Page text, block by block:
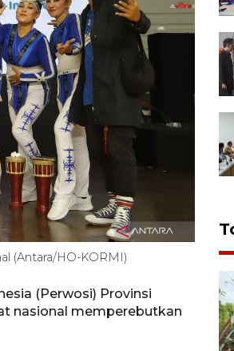
(Antara/HO-KORMI)
(Perwosi) Provinsi
nasional memperebutkan